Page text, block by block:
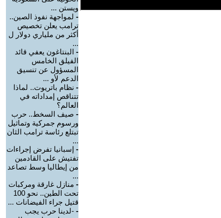
ويستن ...
- لمواجهة نفوذ الصين..
ترامب يعلن تخصيص
أكثر من ملياري دولار ل
...
- البنتاغون يعفي قائد
الفيلق الخامس
المسؤول عن تنسيق
الدعم لأو ...
- نظام باتريوت.. لماذا
تتناقص إمداداته في
العالم؟
- صيف السخط.. حرب
ورسوم جمركية وتماثيل
تبتلع رئاسة ترامب الثان
...
- إسبانيا تفرض إجراءات
تفتيش على القادمين
من إيطاليا وسط تصاعد
...
- منازل غارقة ومركبات
تحت الطين.. نحو 100
قتيل جراء الفيضانات ...
- -لدينا حرب يجب